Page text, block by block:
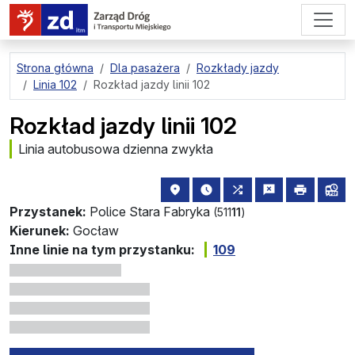
przejdź do treści strony
Strona główna Dla pasażera
Rozkłady jazdy
Linia 102
Rozkład jazdy linii 102
Rozkład jazdy linii 102
Linia autobusowa dzienna zwykła
Przystanek: Police Stara Fabryka (51111)
lokalizacja przystanku na mapie
najbliższe odjazdy z tego
wszystkie linie
zgłośdrukuj
Kierunek: Gocław
Inne linie na tym przystanku:
109